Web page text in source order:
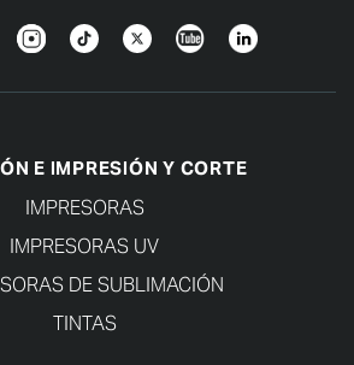
InstagramTikTokTwitterYouTubeLinkedin
E IMPRESIÓN Y CORTE
IMPRESORAS
IMPRESORAS UV
DE SUBLIMACIÓN
TINTAS